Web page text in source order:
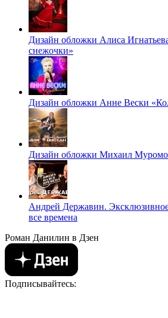
Дизайн обложки Алиса
снежочки»
Дизайн обложки Анне Вески
Дизайн обложки Михаил
Андрей Державин.
все времена
Роман Данилин в Дзен
Подписывайтесь: